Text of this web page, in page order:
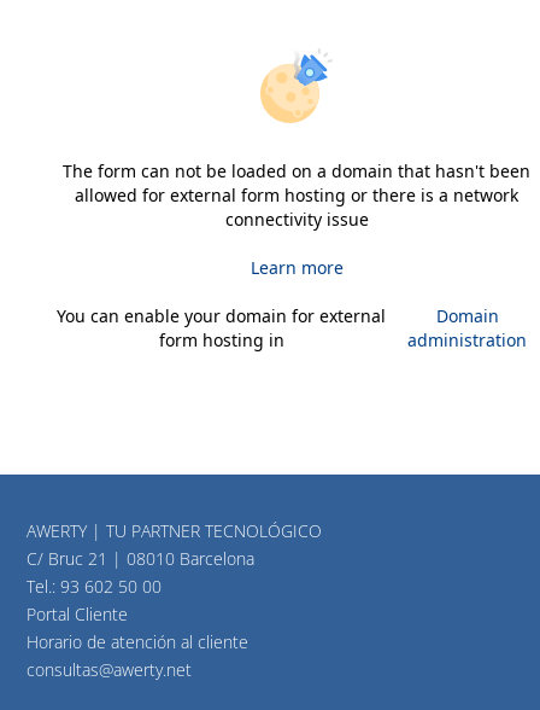
The form can not be loaded on a domain that hasn't been
allowed for external form hosting or there is a network
connectivity issue
Learn more
You can enable your domain for external
form hosting in
Domain
administration
AWERTY | TU PARTNER TECNOLÓGICO
C/ Bruc 21 | 08010 Barcelona
Tel.:93 602 50 00
Portal Cliente
Horario de atención al cliente
consultas@awerty.net